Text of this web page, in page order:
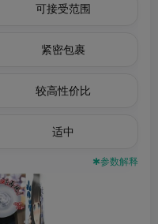
可接受范围
紧密包裹
较高性价比
适中
✱参数解释